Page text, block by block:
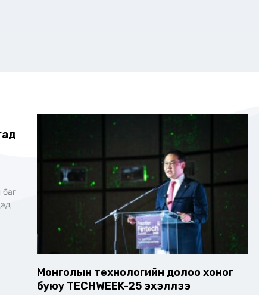
Монголын технологийн долоо хоног
буюу TECHWEEK-25 эхэллээ